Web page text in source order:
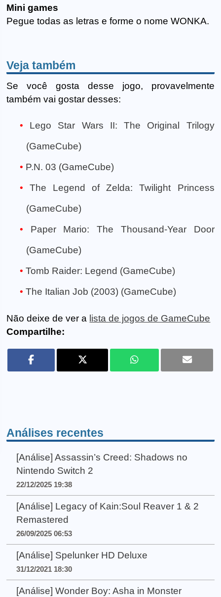
Mini games
Pegue todas as letras e forme o nome WONKA.
Veja também
Se você gosta desse jogo, provavelmente
também vai gostar desses:
Lego Star Wars II: The Original Trilogy
(GameCube)
P.N. 03 (GameCube)
The Legend of Zelda: Twilight Princess
(GameCube)
Paper Mario: The Thousand-Year Door
(GameCube)
Tomb Raider: Legend (GameCube)
The Italian Job (2003) (GameCube)
Não deixe de ver a lista de jogos de GameCube
Compartilhe:
Análises recentes
[Análise] Assassin’s Creed: Shadows no
Nintendo Switch 2
22/12/2025 19:38
[Análise] Legacy of Kain:Soul Reaver 1 & 2
Remastered
26/09/2025 06:53
[Análise] Spelunker HD Deluxe
31/12/2021 18:30
[Análise] Wonder Boy: Asha in Monster